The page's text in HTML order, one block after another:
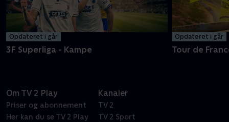
Opdateret i går
3F Superliga - Kampe
Opdateret i går
Tour de
Om TV 2 Play
Priser og abonnement
Her kan du se TV 2 Play
Kanaler
TV 2
TV 2 Sport